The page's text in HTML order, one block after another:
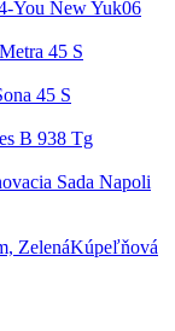
You New Yuk06
45 S
45 S
B 938 Tg
Sada Napoli
Kúpeľňová